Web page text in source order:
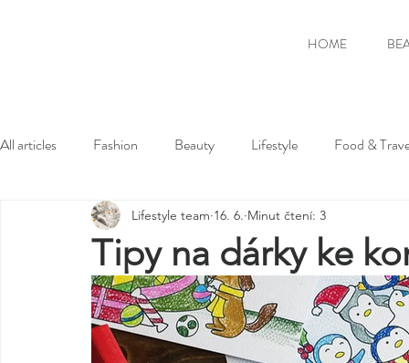
HOME
All articles Fashion Beauty Lifestyle Food &
Tipy na dárky ke
Lifestyle team 16. 6. Minut čtení: 3